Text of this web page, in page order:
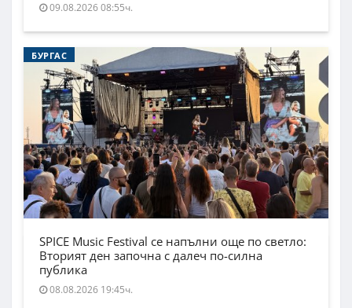
09.08.2026 08:55ч.
БУРГАС
SPICE Music Festival се напълни още по светло:
Вторият ден започна с далеч по-силна
публика
08.08.2026 19:45ч.